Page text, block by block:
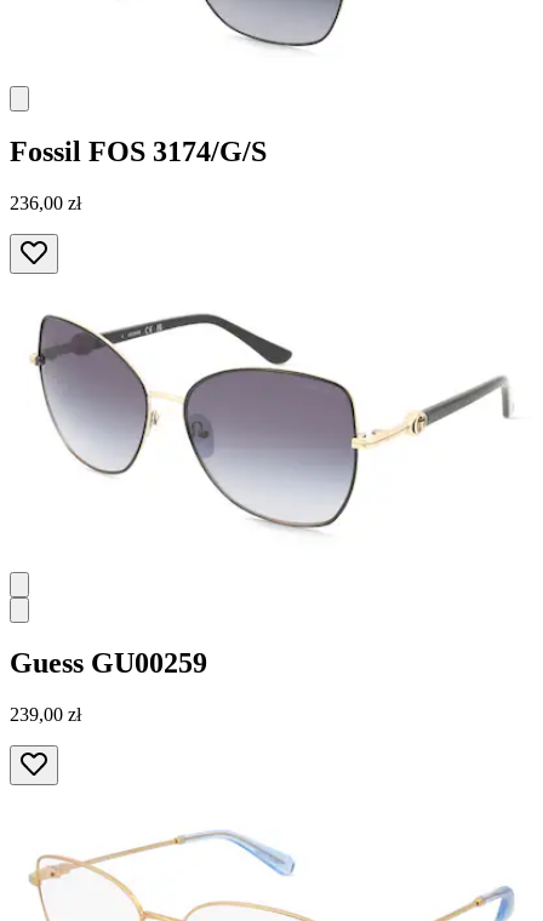
Fossil FOS 3174/G/S
236,00 zł
Guess GU00259
239,00 zł